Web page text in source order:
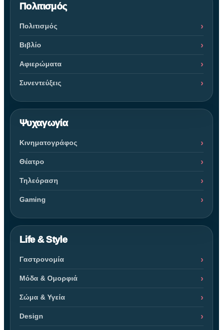
Πολιτισμός
Πολιτισμός
Βιβλίο
Αφιερώματα
Συνεντεύξεις
Ψυχαγωγία
Κινηματογράφος
Θέατρο
Τηλεόραση
Gaming
Life & Style
Γαστρονομία
Μόδα & Ομορφιά
Σώμα & Υγεία
Design